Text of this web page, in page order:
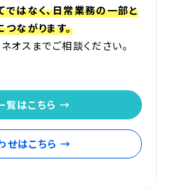
はなく、日常業務の一部と
ながります。
オスまでご相談ください。
覧はこちら →
せはこちら →